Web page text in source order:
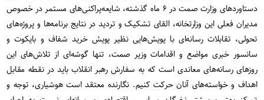
دستاوردهای وزارت صمت در ۶ ماه گذشته، شایعه‌پراکنی‌های مستمر در خصوص
مدیران فعلی این وزارتخانه، القای تشکیک و تردید در نتایج برنامه‌ها و پروژه‌های
تحولی، تقابلات رسانه‌ای با پویش‌هایی نظیر پویش خرید شفاف و بایکوت و
سانسور خبری مواضع و اقدامات وزیر صمت، تنها گوشه‌ای از تلاش‌های این
روزهای رسانه‌های معاندی است که به سفارش رهبر انقلاب باید در نقطه مقابل
اهداف و خواسته‌های آنان حرکت کنیم. نگارنده معتقد است هوشیاری، توجه و